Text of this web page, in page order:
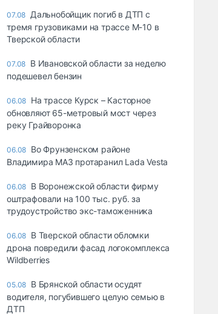
07.08 Дальнобойщик погиб в ДТП с
тремя грузовиками на трассе М-10 в
Тверской области
07.08 В Ивановской области за неделю
подешевел бензин
06.08 На трассе Курск – Касторное
обновляют 65-метровый мост через
реку Грайворонка
06.08 Во Фрунзенском районе
Владимира МАЗ протаранил Lada Vesta
06.08 В Воронежской области фирму
оштрафовали на 100 тыс. руб. за
трудоустройство экс-таможенника
06.08 В Тверской области обломки
дрона повредили фасад логокомплекса
Wildberries
05.08 В Брянской области осудят
водителя, погубившего целую семью в
ДТП